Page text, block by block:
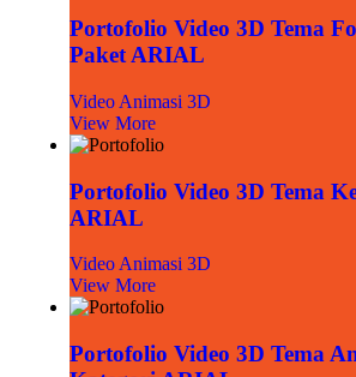
Portofolio Video 3D Tema
Paket ARIAL
Video Animasi 3D
View More
Portofolio Video 3D Tema
ARIAL
Video Animasi 3D
View More
Portofolio Video 3D Tema